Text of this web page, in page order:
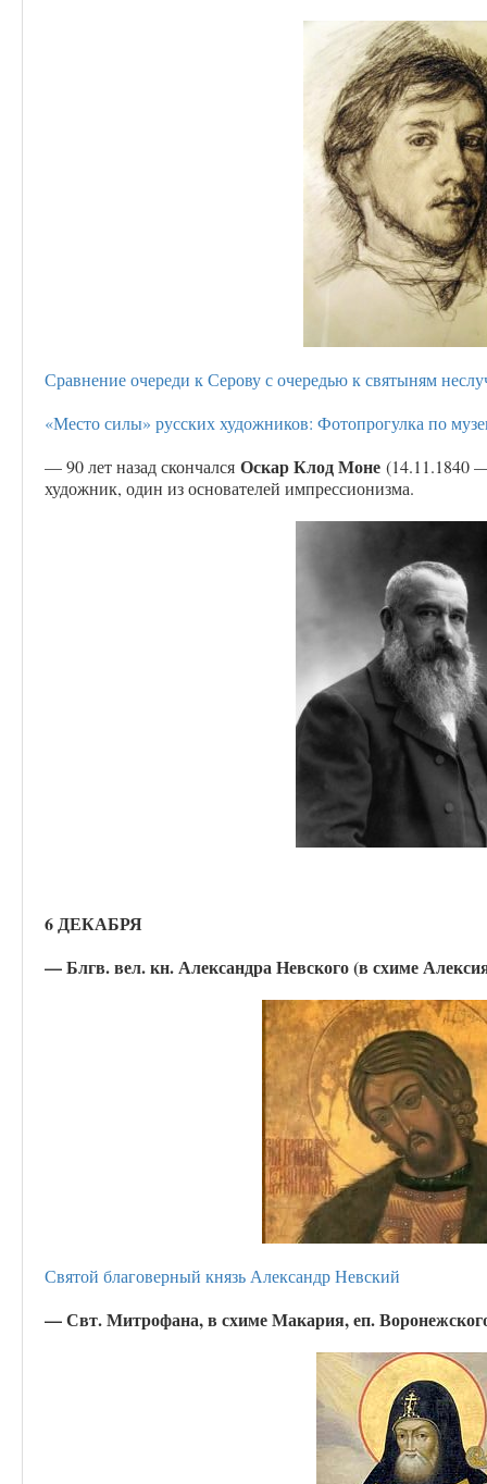
Сравнение очереди к Серову с очередью к святыням
«Место силы» русских художников: Фотопрогулка по
— 90 лет назад скончался Оскар Клод Моне (14.11.1840
художник, один из основателей импрессионизма.
6 ДЕКАБРЯ
— Блгв. вел. кн. Александра Невского (в схиме
Святой благоверный князь Александр Невский
— Свт. Митрофана, в схиме Макария, еп.